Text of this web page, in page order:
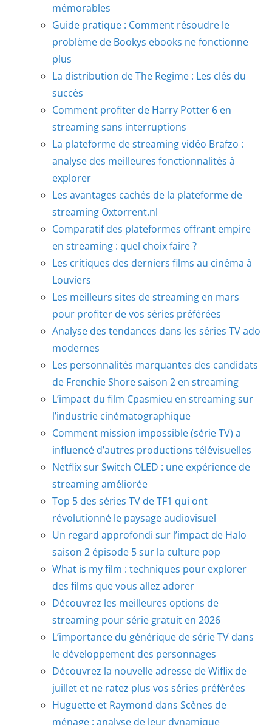
mémorables
Guide pratique : Comment résoudre le
problème de Bookys ebooks ne fonctionne
plus
La distribution de The Regime : Les clés du
succès
Comment profiter de Harry Potter 6 en
streaming sans interruptions
La plateforme de streaming vidéo Brafzo :
analyse des meilleures fonctionnalités à
explorer
Les avantages cachés de la plateforme de
streaming Oxtorrent.nl
Comparatif des plateformes offrant empire
en streaming : quel choix faire ?
Les critiques des derniers films au cinéma à
Louviers
Les meilleurs sites de streaming en mars
pour profiter de vos séries préférées
Analyse des tendances dans les séries TV ado
modernes
Les personnalités marquantes des candidats
de Frenchie Shore saison 2 en streaming
L’impact du film Cpasmieu en streaming sur
l’industrie cinématographique
Comment mission impossible (série TV) a
influencé d’autres productions télévisuelles
Netflix sur Switch OLED : une expérience de
streaming améliorée
Top 5 des séries TV de TF1 qui ont
révolutionné le paysage audiovisuel
Un regard approfondi sur l’impact de Halo
saison 2 épisode 5 sur la culture pop
What is my film : techniques pour explorer
des films que vous allez adorer
Découvrez les meilleures options de
streaming pour série gratuit en 2026
L’importance du générique de série TV dans
le développement des personnages
Découvrez la nouvelle adresse de Wiflix de
juillet et ne ratez plus vos séries préférées
Huguette et Raymond dans Scènes de
ménage : analyse de leur dynamique